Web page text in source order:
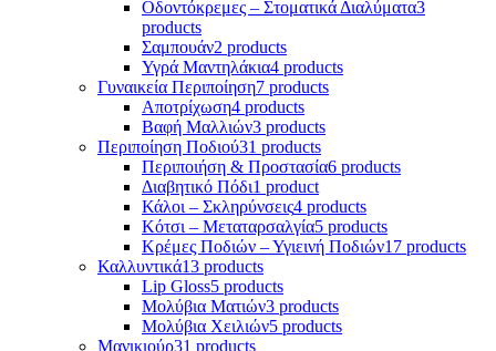
Οδοντόκρεμες – Στοματικά Διαλύματα3
products
Σαμπουάν2 products
Υγρά Μαντηλάκια4 products
Γυναικεία Περιποίηση7 products
Αποτρίχωση4 products
Βαφή Μαλλιών3 products
Περιποίηση Ποδιού31 products
Περιποιήση & Προστασία6 products
Διαβητικό Πόδι1 product
Κάλοι – Σκληρύνσεις4 products
Κότσι – Μεταταρσαλγία5 products
Κρέμες Ποδιών – Υγιεινή Ποδιών17 products
Καλλυντικά13 products
Lip Gloss5 products
Μολύβια Ματιών3 products
Μολύβια Χειλιών5 products
Μανικιούρ31 products